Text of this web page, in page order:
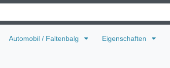
Automobil / Faltenbalg Eigenschaften